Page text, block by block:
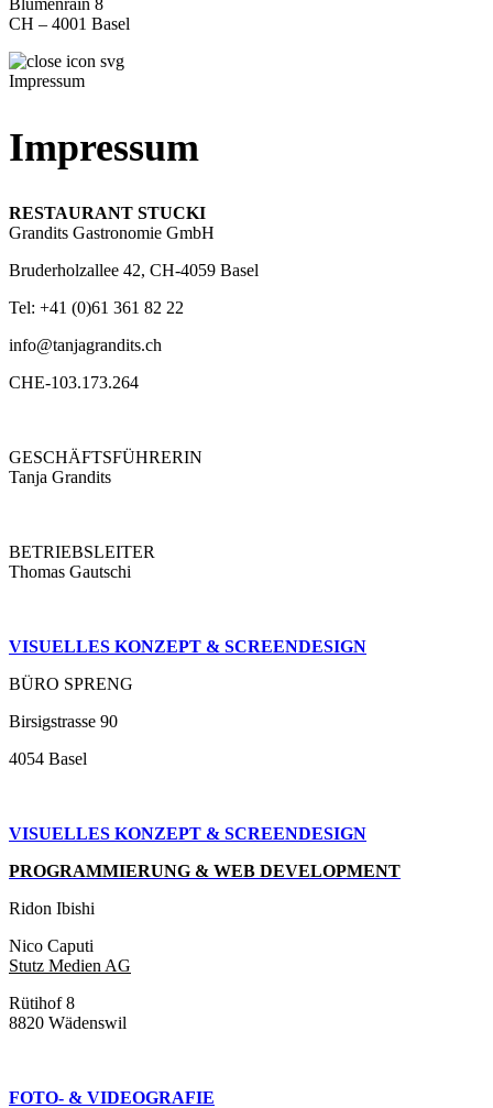
CH – 4001 Basel
Impressum
Impressum
RESTAURANT STUCKI
Grandits Gastronomie GmbH
Bruderholzallee 42, CH-4059 Basel
Tel: +41 (0)61 361 82 22
info@tanjagrandits.ch
CHE-103.173.264
GESCHÄFTSFÜHRERIN
Tanja Grandits
BETRIEBSLEITER
Thomas Gautschi
VISUELLES KONZEPT & SCREENDESIGN
BÜRO SPRENG
Birsigstrasse 90
4054 Basel
VISUELLES KONZEPT & SCREENDESIGN
PROGRAMMIERUNG & WEB DEVELOPMENT
Ridon Ibishi
Nico Caputi
Stutz Medien AG
Rütihof 8
8820 Wädenswil
FOTO- & VIDEOGRAFIE